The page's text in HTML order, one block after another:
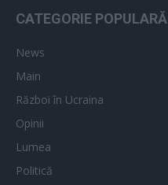
CATEGORIE POPULARĂ
News
Main
Război în Ucraina
Opinii
Lumea
Politică